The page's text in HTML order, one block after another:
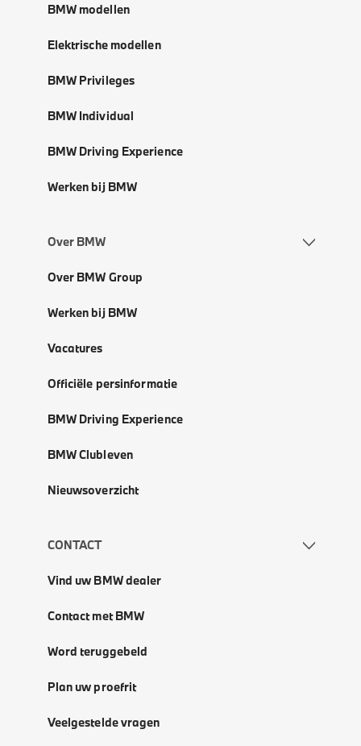
BMW modellen
Elektrische modellen
BMW Privileges
BMW Individual
BMW Driving Experience
Werken bij BMW
Over BMW
Over BMW Group
Werken bij BMW
Vacatures
Officiële persinformatie
BMW Driving Experience
BMW Clubleven
Nieuwsoverzicht
CONTACT
Vind uw BMW dealer
Contact met BMW
Word teruggebeld
Plan uw proefrit
Veelgestelde vragen